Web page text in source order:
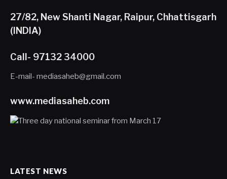
27/82, New Shanti Nagar, Raipur, Chhattisgarh
(INDIA)
Call- 97132 34000
E-mail- mediasaheb@gmail.com
www.mediasaheb.com
LATEST NEWS